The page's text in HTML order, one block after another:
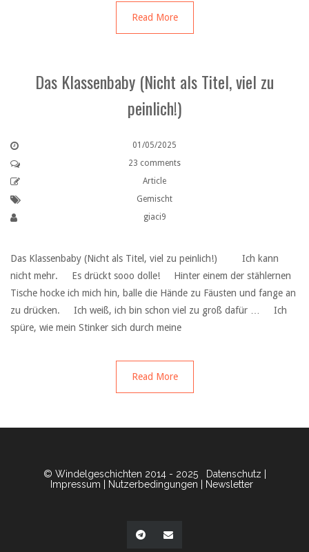
Read More
Das Klassenbaby (Nicht als Titel, viel zu
peinlich!)
01/05/2025
23 comments
Article
Gemischt
giaci9
Das Klassenbaby (Nicht als Titel, viel zu peinlich!) ‏ ‏ ‏Ich kann
nicht mehr. ‏ ‏ ‏Es drückt sooo dolle! ‏ ‏ ‏Hinter einem der stählernen
Tische hocke ich mich hin, balle die Hände zu Fäusten und fange an
zu drücken. ‏ ‏ ‏Ich weiß, ich bin schon viel zu groß dafür … ‏ ‏ ‏Ich
spüre, wie mein Stinker sich durch meine
Read More
© Windelgeschichten 2014 - 2025 Datenschutz
Impressum
Nutzerbedingungen Newsletter